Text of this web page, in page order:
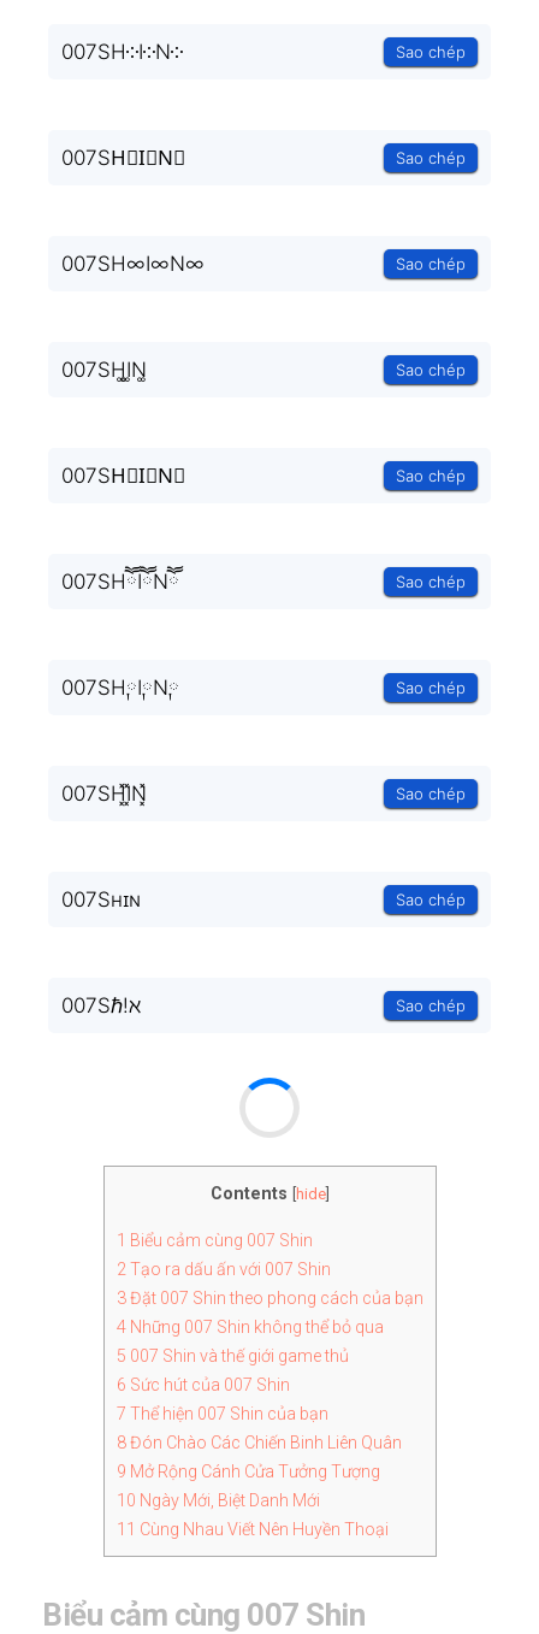
007SH༶I༶N༶ Sao chép
007SH⃒I⃒N⃒ Sao chép
007SH∞I∞N∞ Sao chép
007SH͚I͚N͚ Sao chép
007SH⃒I⃒N⃒ Sao chép
007SHཽIཽNཽ Sao chép
007SH༙I༙N༙ Sao chép
007SH͓̽I͓̽N͓̽ Sao chép
007Sʜɪɴ Sao chép
007Sℏ!ℵ Sao chép
Contents hide]
1 Biểu cảm cùng 007 Shin
2Tạo ra dấu ấn với 007 Shin
3Đặt 007 Shin theo phong cách của bạn
4Những 007 Shin không thể bỏ qua
5 007 Shin và thế giới game thủ
6 Sức hút của 007 Shin
7 Thể hiện 007 Shin của bạn
8Đón Chào Các Chiến Binh Liên Quân
9 Mở Rộng Cánh Cửa Tưởng Tượng
10 Ngày Mới, Biệt Danh Mới
11 Cùng Nhau Viết Nên Huyền Thoại
Biểu cảm cùng 007 Shin